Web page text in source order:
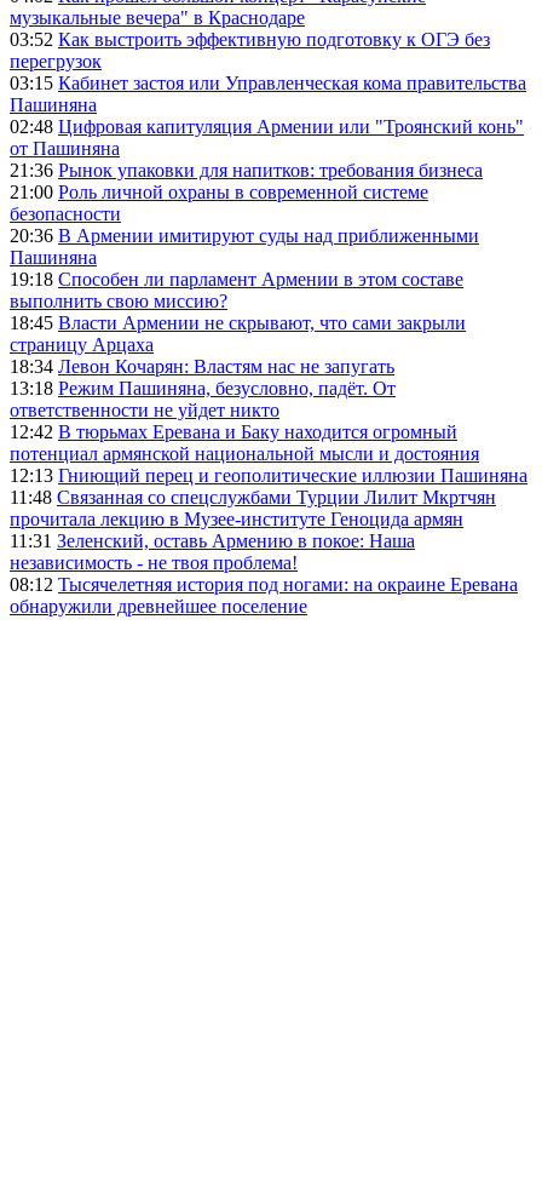
музыкальные вечера" в Краснодаре
03:52 Как выстроить эффективную подготовку к ОГЭ без
перегрузок
03:15 Кабинет застоя или Управленческая кома правительства
Пашиняна
02:48 Цифровая капитуляция Армении или "Троянский конь"
от Пашиняна
21:36 Рынок упаковки для напитков: требования бизнеса
21:00 Роль личной охраны в современной системе
безопасности
20:36 В Армении имитируют суды над приближенными
Пашиняна
19:18 Способен ли парламент Армении в этом составе
выполнить свою миссию?
18:45 Власти Армении не скрывают, что сами закрыли
страницу Арцаха
18:34 Левон Кочарян: Властям нас не запугать
13:18 Режим Пашиняна, безусловно, падёт. От
ответственности не уйдет никто
12:42 В тюрьмах Еревана и Баку находится огромный
потенциал армянской национальной мысли и достояния
12:13 Гниющий перец и геополитические иллюзии Пашиняна
11:48 Связанная со спецслужбами Турции Лилит Мкртчян
прочитала лекцию в Музее-институте Геноцида армян
11:31 Зеленский, оставь Армению в покое: Наша
независимость - не твоя проблема!
08:12 Тысячелетняя история под ногами: на окраине Еревана
обнаружили древнейшее поселение